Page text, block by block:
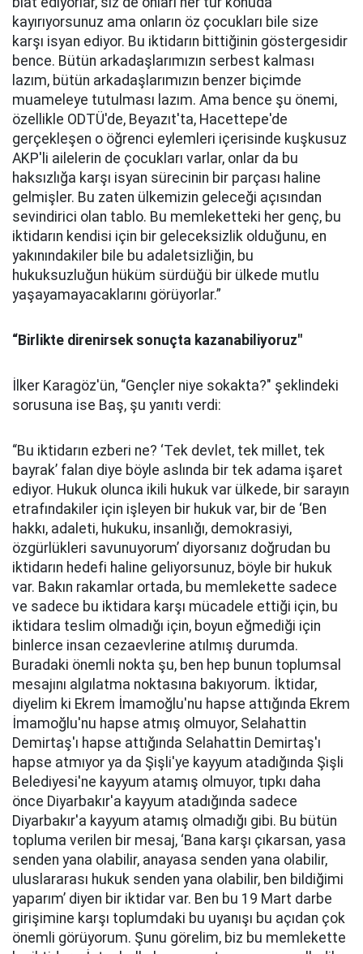
kayırıyorsunuz ama onların öz çocukları bile size
karşı isyan ediyor. Bu iktidarın bittiğinin göstergesidir
bence. Bütün arkadaşlarımızın serbest kalması
lazım, bütün arkadaşlarımızın benzer biçimde
muameleye tutulması lazım. Ama bence şu önemi,
özellikle ODTÜ'de, Beyazıt'ta, Hacettepe'de
gerçekleşen o öğrenci eylemleri içerisinde kuşkusuz
AKP'li ailelerin de çocukları varlar, onlar da bu
haksızlığa karşı isyan sürecinin bir parçası haline
gelmişler. Bu zaten ülkemizin geleceği açısından
sevindirici olan tablo. Bu memleketteki her genç, bu
iktidarın kendisi için bir geleceksizlik olduğunu, en
yakınındakiler bile bu adaletsizliğin, bu
hukuksuzluğun hüküm sürdüğü bir ülkede mutlu
yaşayamayacaklarını görüyorlar.”
“Birlikte direnirsek sonuçta kazanabiliyoruz"
İlker Karagöz'ün, “Gençler niye sokakta?" şeklindeki
sorusuna ise Baş, şu yanıtı verdi:
“Bu iktidarın ezberi ne? ‘Tek devlet, tek millet, tek
bayrak’ falan diye böyle aslında bir tek adama işaret
ediyor. Hukuk olunca ikili hukuk var ülkede, bir sarayın
etrafındakiler için işleyen bir hukuk var, bir de ‘Ben
hakkı, adaleti, hukuku, insanlığı, demokrasiyi,
özgürlükleri savunuyorum’ diyorsanız doğrudan bu
iktidarın hedefi haline geliyorsunuz, böyle bir hukuk
var. Bakın rakamlar ortada, bu memlekette sadece
ve sadece bu iktidara karşı mücadele ettiği için, bu
iktidara teslim olmadığı için, boyun eğmediği için
binlerce insan cezaevlerine atılmış durumda.
Buradaki önemli nokta şu, ben hep bunun toplumsal
mesajını algılatma noktasına bakıyorum. İktidar,
diyelim ki Ekrem İmamoğlu'nu hapse attığında Ekrem
İmamoğlu'nu hapse atmış olmuyor, Selahattin
Demirtaş'ı hapse attığında Selahattin Demirtaş'ı
hapse atmıyor ya da Şişli'ye kayyum atadığında Şişli
Belediyesi'ne kayyum atamış olmuyor, tıpkı daha
önce Diyarbakır'a kayyum atadığında sadece
Diyarbakır'a kayyum atamış olmadığı gibi. Bu bütün
topluma verilen bir mesaj, ‘Bana karşı çıkarsan, yasa
senden yana olabilir, anayasa senden yana olabilir,
uluslararası hukuk senden yana olabilir, ben bildiğimi
yaparım’ diyen bir iktidar var. Ben bu 19 Mart darbe
girişimine karşı toplumdaki bu uyanışı bu açıdan çok
önemli görüyorum. Şunu görelim, biz bu memlekette